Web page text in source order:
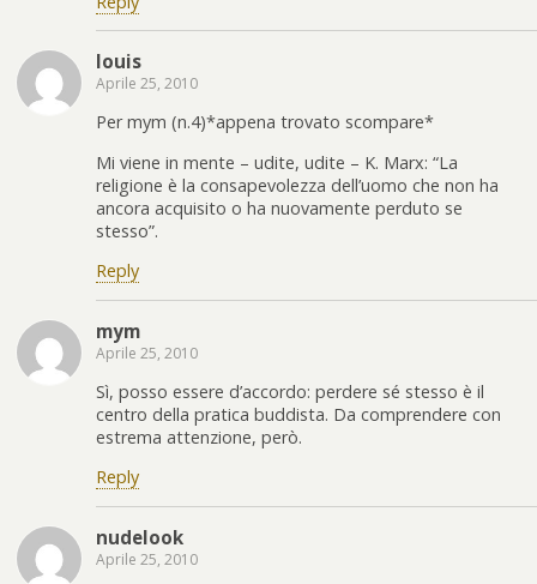
louis
Aprile 25, 2010
Per mym (n.4)*appena trovato scompare*
Mi viene in mente – udite, udite – K. Marx: “La
religione è la consapevolezza dell’uomo che non ha
ancora acquisito o ha nuovamente perduto se
stesso”.
Reply
mym
Aprile 25, 2010
Sì, posso essere d’accordo: perdere sé stesso è il
centro della pratica buddista. Da comprendere con
estrema attenzione, però.
Reply
nudelook
Aprile 25, 2010